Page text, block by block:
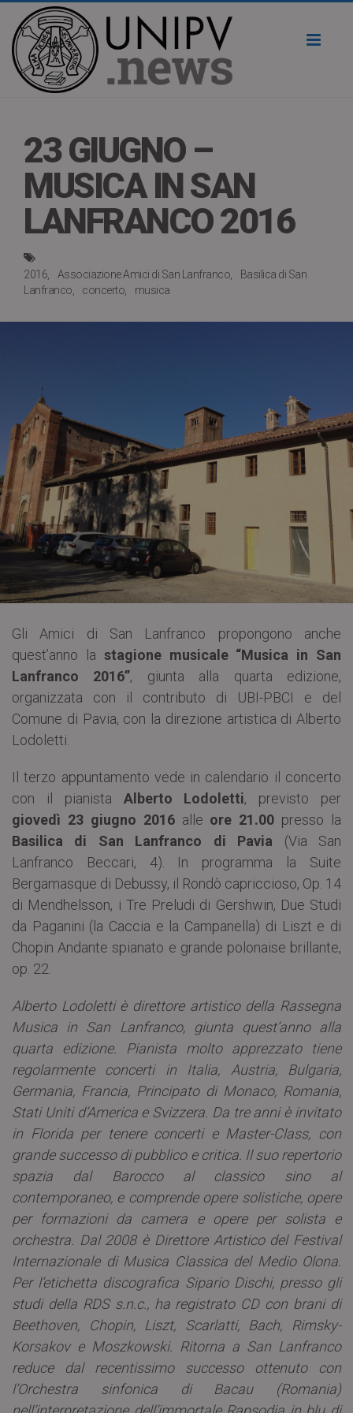
23 GIUGNO –
MUSICA IN SAN
LANFRANCO 2016
2016 Associazione Amici di San Lanfranco
Basilica di San
Lanfranco
concerto musica
Gli Amici di San Lanfranco propongono anche
quest’anno la stagione musicale “Musica in San
Lanfranco 2016”, giunta alla quarta edizione,
organizzata con il contributo di UBI-PBCI e del
Comune di Pavia, con la direzione artistica di Alberto
Lodoletti.
Il terzo appuntamento vede in calendario il concerto
con il pianista Alberto Lodoletti, previsto per
giovedì 23 giugno 2016alle ore 21.00 presso la
Basilica di San Lanfranco di Pavia (Via San
Lanfranco Beccari, 4). In programma la Suite
Bergamasque di Debussy, il Rondò capriccioso, Op. 14
di Mendhelsson, i Tre Preludi di Gershwin, Due Studi
da Paganini (la Caccia e la Campanella) di Liszt e di
Chopin Andante spianato e grande polonaise brillante,
op. 22.
Alberto Lodoletti è direttore artistico della Rassegna
Musica in San Lanfranco, giunta quest’anno alla
quarta edizione. Pianista molto apprezzato tiene
regolarmente concerti in Italia, Austria, Bulgaria,
Germania, Francia, Principato di Monaco, Romania,
Stati Uniti d’America e Svizzera. Da tre anni è invitato
in Florida per tenere concerti e Master-Class, con
grande successo di pubblico e critica. Il suo repertorio
spazia dal Barocco al classico sino al
contemporaneo, e comprende opere solistiche, opere
per formazioni da camera e opere per solista e
orchestra. Dal 2008 è Direttore Artistico del Festival
Internazionale di Musica Classica del Medio Olona.
Per l’etichetta discografica Sipario Dischi, presso gli
studi della RDS s.n.c., ha registrato CD con brani di
Beethoven, Chopin, Liszt, Scarlatti, Bach, Rimsky-
Korsakov e Moszkowski. Ritorna a San Lanfranco
reduce dal recentissimo successo ottenuto con
l’Orchestra sinfonica di Bacau (Romania)